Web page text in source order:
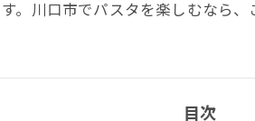
。川口市でパスタを楽しむなら、
目次